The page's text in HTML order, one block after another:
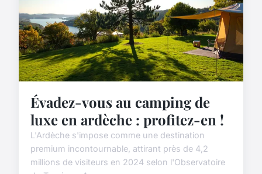
Évadez-vous au camping de
luxe en ardèche : profitez-en !
L'Ardèche s'impose comme une destination
premium incontournable, attirant près de 4,2
millions de visiteurs en 2024 selon l'Observatoire